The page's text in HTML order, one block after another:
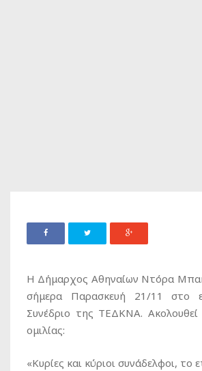
Η Δήμαρχος Αθηναίων Ντόρα
σήμερα Παρασκευή 21/11 στο
Συνέδριο της ΤΕΔΚΝΑ. Ακολουθεί
ομιλίας:
«Κυρίες και κύριοι συνάδελφοι, το